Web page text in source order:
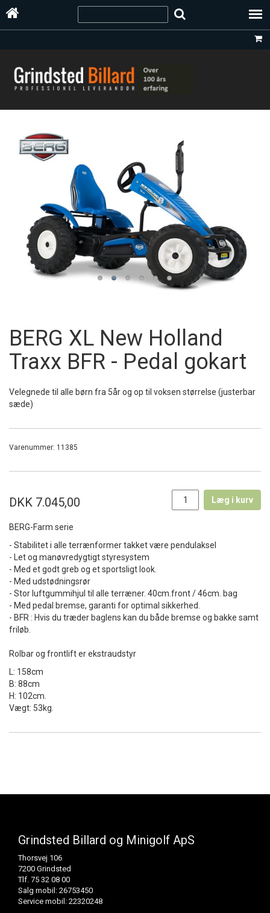
BERG XL New Holland
Traxx BFR - Pedal gokart
Velegnede til alle børn fra 5år og op til voksen størrelse (justerbar
sæde)
Varenummer: 11385
DKK 7.045,00 Læg i kurv
BERG-Farm serie
- Stabilitet i alle terrænformer takket være pendulaksel
- Let og manøvredygtigt styresystem
- Med et godt greb og et sportsligt look.
- Med udstødningsrør
- Stor luftgummihjul til alle terræner. 40cm.front / 46cm. bag
- Med pedal bremse, garanti for optimal sikkerhed.
- BFR : Hvis du træder baglens kan du både bremse og bakke samt
friløb.
Rolbar og frontlift er ekstraudstyr
L: 158cm
B: 88cm
H: 102cm.
Vægt: 53kg.
Grindsted Billard og Minigolf ApS
Thorsvej 106
7200 Grindsted
Tlf. 75 32 08 00
Salg mobil: 26753450
Service mobil: 22320248